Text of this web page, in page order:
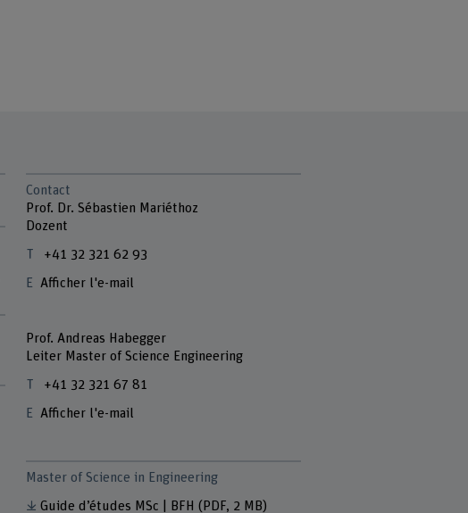
Contact
Prof. Dr. Sébastien Mariéthoz
Dozent
+41 32 321 62 93
Afficher l'e-mail
Prof. Andreas Habegger
Leiter Master of Science Engineering
+41 32 321 67 81
Afficher l'e-mail
Master of Science in Engineering
Guide d’études MSc | BFH (PDF, 2 MB)